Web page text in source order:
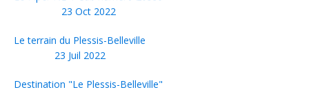
23 Oct 2022
Le terrain du Plessis-Belleville
23 Juil 2022
Destination "Le Plessis-Belleville"